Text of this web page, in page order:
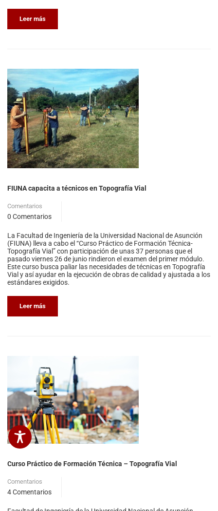
Leer más
FIUNA capacita a técnicos en Topografía Vial
Comentarios
0 Comentarios
La Facultad de Ingeniería de la Universidad Nacional de Asunción
(FIUNA) lleva a cabo el “Curso Práctico de Formación Técnica-
Topografía Vial” con participación de unas 37 personas que el
pasado viernes 26 de junio rindieron el examen del primer módulo.
Este curso busca paliar las necesidades de técnicas en Topografía
Vial y así ayudar en la ejecución de obras de calidad y ajustada a los
estándares exigidos.
Leer más
Curso Práctico de Formación Técnica – Topografía Vial
Comentarios
4 Comentarios